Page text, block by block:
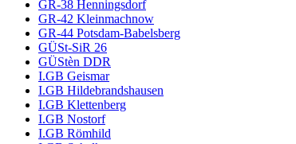
GR-38 Henningsdorf
GR-42 Kleinmachnow
GR-44 Potsdam-Babelsberg
GÜSt-SiR 26
GÜStèn DDR
I.GB Geismar
I.GB Hildebrandshausen
I.GB Klettenberg
I.GB Nostorf
I.GB Römhild